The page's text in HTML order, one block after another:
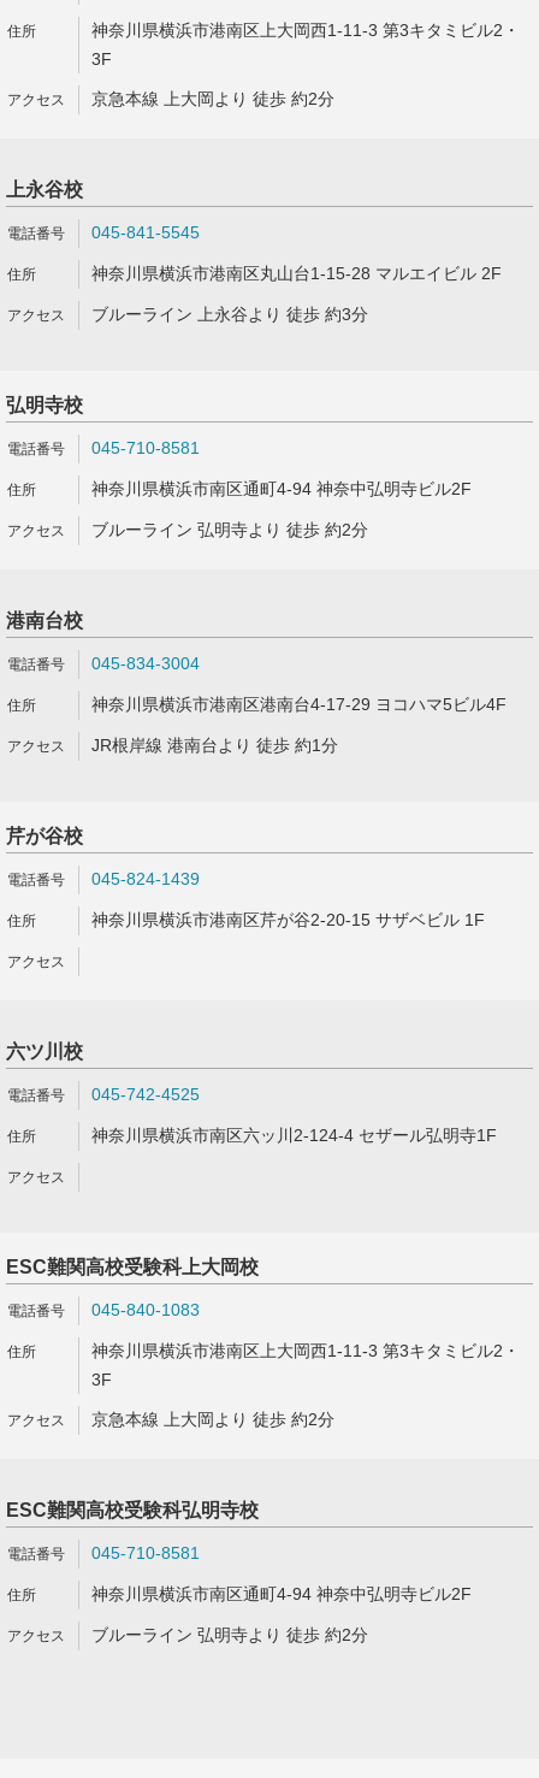
神奈川県横浜市港南区上大岡西1-11-3 第3キタミビル2・
3F
京急本線 上大岡より 徒歩 約2分
上永谷校
045-841-5545
神奈川県横浜市港南区丸山台1-15-28 マルエイビル 2F
ブルーライン 上永谷より 徒歩 約3分
弘明寺校
045-710-8581
神奈川県横浜市南区通町4-94 神奈中弘明寺ビル2F
ブルーライン 弘明寺より 徒歩 約2分
港南台校
045-834-3004
神奈川県横浜市港南区港南台4-17-29 ヨコハマ5ビル4F
JR根岸線 港南台より 徒歩 約1分
芹が谷校
045-824-1439
神奈川県横浜市港南区芹が谷2-20-15 サザベビル 1F
六ツ川校
045-742-4525
神奈川県横浜市南区六ッ川2-124-4 セザール弘明寺1F
ESC難関高校受験科上大岡校
045-840-1083
神奈川県横浜市港南区上大岡西1-11-3 第3キタミビル2・
3F
京急本線 上大岡より 徒歩 約2分
ESC難関高校受験科弘明寺校
045-710-8581
神奈川県横浜市南区通町4-94 神奈中弘明寺ビル2F
ブルーライン 弘明寺より 徒歩 約2分